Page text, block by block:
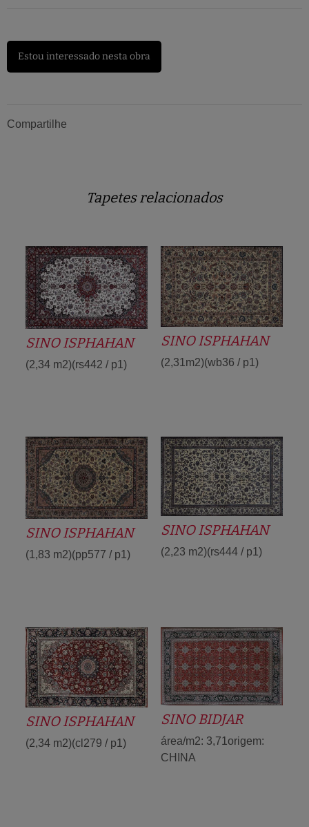
Estou interessado nesta obra
Compartilhe
Tapetes relacionados
SINO ISPHAHAN
(2,34 m2)(rs442 / p1)
SINO ISPHAHAN
(2,31m2)(wb36 / p1)
SINO ISPHAHAN
(1,83 m2)(pp577 / p1)
SINO ISPHAHAN
(2,23 m2)(rs444 / p1)
SINO ISPHAHAN
(2,34 m2)(cl279 / p1)
SINO BIDJAR
área/m2: 3,71origem:
CHINA